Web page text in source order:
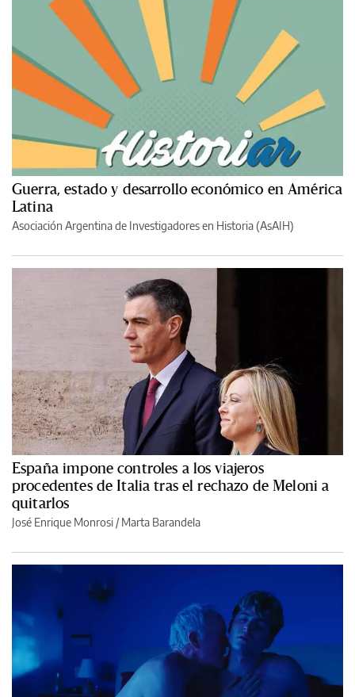
Guerra, estado y desarrollo económico en América
Latina
Asociación Argentina de Investigadores en Historia (AsAIH)
España impone controles a los viajeros
procedentes de Italia tras el rechazo de Meloni a
quitarlos
José Enrique Monrosi / Marta Barandela